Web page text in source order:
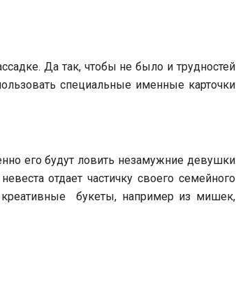
Да так, чтобы не было и трудностей
специальные именные карточки
его будут ловить незамужние девушки
отдает частичку своего семейного
букеты, например из мишек,